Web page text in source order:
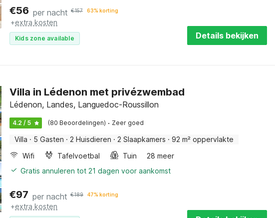
€56 per nacht €157 63% korting
+extra kosten
Kids zone available Details bekijken
Villa in Lédenon met privézwembad
Lédenon, Landes, Languedoc-Roussillon
4.2 / 5 (80 Beoordelingen) · Zeer goed
Villa · 5 Gasten · 2 Huisdieren · 2 Slaapkamers · 92 m² oppervlakte
Wifi
Tafelvoetbal Tuin
28 meer
Gratis annuleren tot 21 dagen voor aankomst
€97 per nacht €189 47% korting
+extra kosten